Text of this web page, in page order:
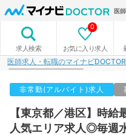
医
求人検索 お気に入り求人
0
医師求人・転職のマイナビDOCTOR
非常勤(アルバイト)求人
【東京都／港区】時
人気エリア求人◎毎週